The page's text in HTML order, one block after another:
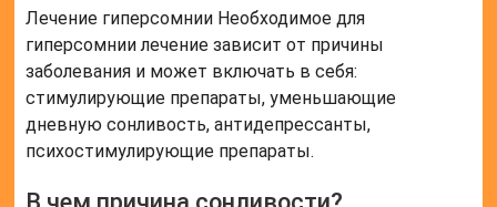
Лечение гиперсомнии Необходимое для
гиперсомнии лечение зависит от причины
заболевания и может включать в себя:
стимулирующие препараты, уменьшающие
дневную сонливость, антидепрессанты,
психостимулирующие препараты.